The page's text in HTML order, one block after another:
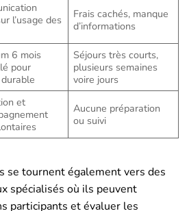
l’usage des
Frais cachés, manque
d’informations
6 mois
pour
Séjours très courts,
plusieurs semaines
voire jours
et
Aucune préparation
ou suivi
se tournent également vers des
spécialisés où ils peuvent
participants et évaluer les